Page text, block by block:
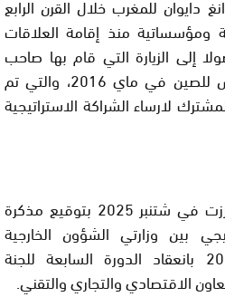
منذ إقامة العلاقات
سنة 1958، وصولا إلى الزيارة التي قام بها صاحب
الجلالة الملك محمد السادس للصين في ماي 2016، والتي تم
لارساء الشراكة الاستراتيجية
وأضاف أن هذه الدينامية تعززت في شتنبر 2025 بتوقيع مذكرة
بين وزارتي الشؤون الخارجية
بالبلدين، ثم في دجنبر 2025 بانعقاد الدورة السابعة للجنة
الاقتصادي والتجاري والتقني.